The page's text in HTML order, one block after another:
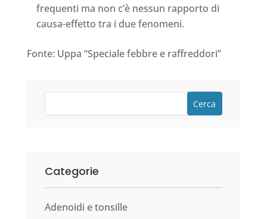
frequenti ma non c’è nessun rapporto di
causa-effetto tra i due fenomeni.
Fonte: Uppa “Speciale febbre e raffreddori”
Cerca
Categorie
Adenoidi e tonsille